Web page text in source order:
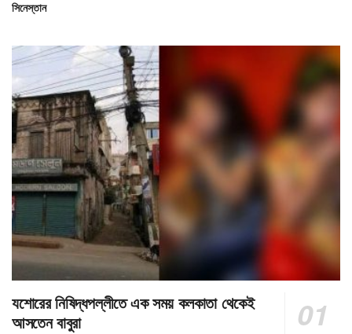
সিনেস্তান
যশোরের নিষিদ্ধপল্লীতে এক সময় কলকাতা থেকেই
আসতেন বাবুরা